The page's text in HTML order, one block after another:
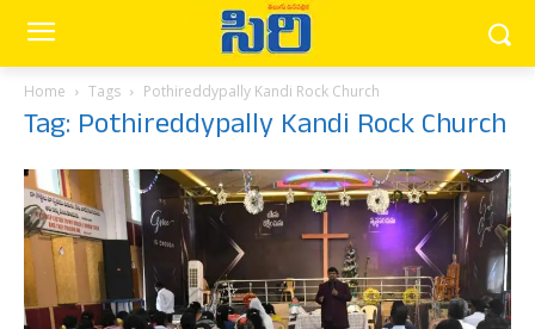
Home Tags Pothireddypally Kandi Rock Church
Tag: Pothireddypally Kandi Rock Church